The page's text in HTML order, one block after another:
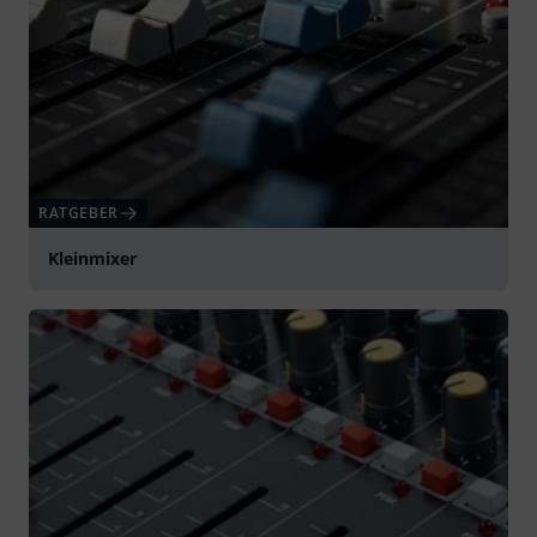
RATGEBER
Kleinmixer